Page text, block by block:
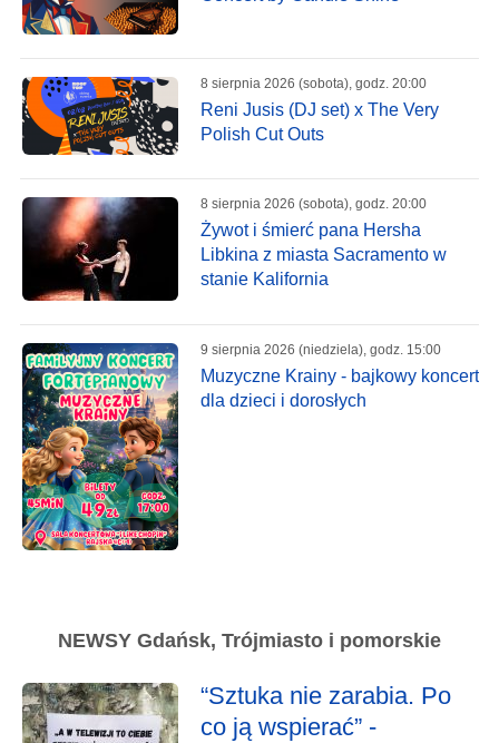
8 sierpnia 2026 (sobota), godz. 20:00
Reni Jusis (DJ set) x The Very
Polish Cut Outs
8 sierpnia 2026 (sobota), godz. 20:00
Żywot i śmierć pana Hersha
Libkina z miasta Sacramento w
stanie Kalifornia
9 sierpnia 2026 (niedziela), godz. 15:00
Muzyczne Krainy - bajkowy koncert
dla dzieci i dorosłych
NEWSY Gdańsk, Trójmiasto i pomorskie
“Sztuka nie zarabia. Po
co ją wspierać” -